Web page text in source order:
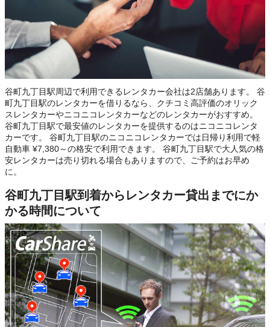
谷町九丁目駅周辺で利用できるレンタカー会社は2店舗あります。 谷
町九丁目駅のレンタカーを借りるなら、クチコミ高評価のオリック
スレンタカーやニコニコレンタカーなどのレンタカーがおすすめ。
谷町九丁目駅で最安値のレンタカーを提供するのはニコニコレンタ
カーです。 谷町九丁目駅のニコニコレンタカーでは日帰り利用で軽
自動車 ¥7,380～の格安で利用できます。 谷町九丁目駅で大人気の格
安レンタカーは売り切れる場合もありますので、ご予約はお早め
に。
谷町九丁目駅到着からレンタカー貸出までにか
かる時間について